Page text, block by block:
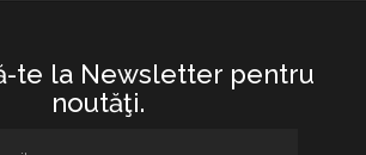
te la Newsletter pentru
noutăţi.